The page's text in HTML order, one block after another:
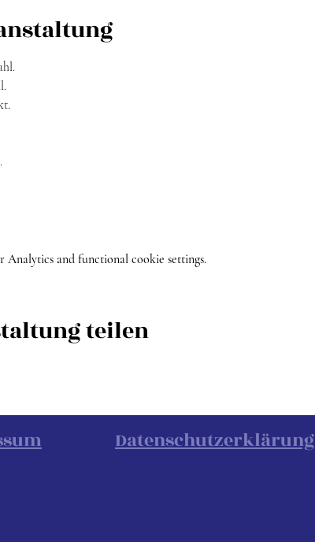
Analytics and functional cookie settings.
teilen
Datenschutzerklärung